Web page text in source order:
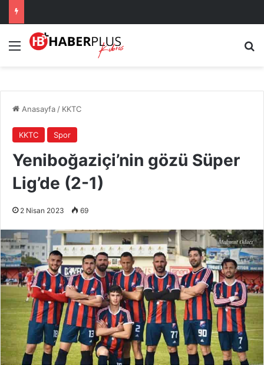
Menü
Anasayfa/ KKTC
KKTC Spor
Yeniboğaziçi’nin gözü Süper
Lig’de (2-1)
2 Nisan 2023 69